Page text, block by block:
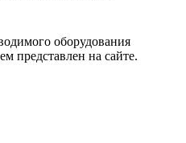
оборудования
на сайте.